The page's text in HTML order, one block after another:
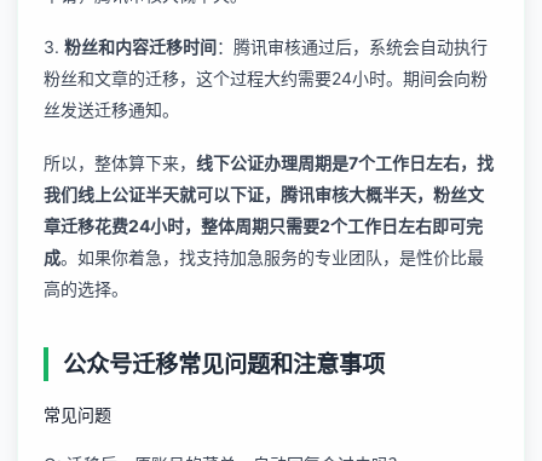
3. 粉丝和内容迁移时间：腾讯审核通过后，系统会自动执行
粉丝和文章的迁移，这个过程大约需要24小时。期间会向粉
丝发送迁移通知。
所以，整体算下来， 线下公证办理周期是7个工作日左右，找
我们线上公证半天就可以下证，腾讯审核大概半天，粉丝文
章迁移花费24小时，整体周期只需要2个工作日左右即可完
成。如果你着急，找支持加急服务的专业团队，是性价比最
高的选择。
公众号迁移常见问题和注意事项
常见问题